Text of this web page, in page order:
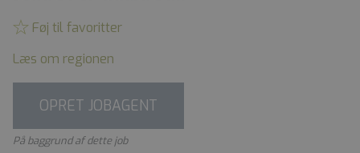
Føj til favoritter
Læs om regionen
OPRET JOBAGENT
På baggrund af dette job